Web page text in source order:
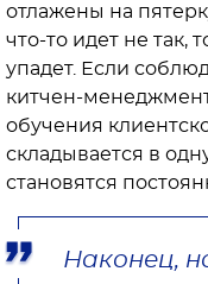
отлажены на
что-то идет не так,
упадет. Если
китчен-
обучения
складывается в
становятся
Наконец,